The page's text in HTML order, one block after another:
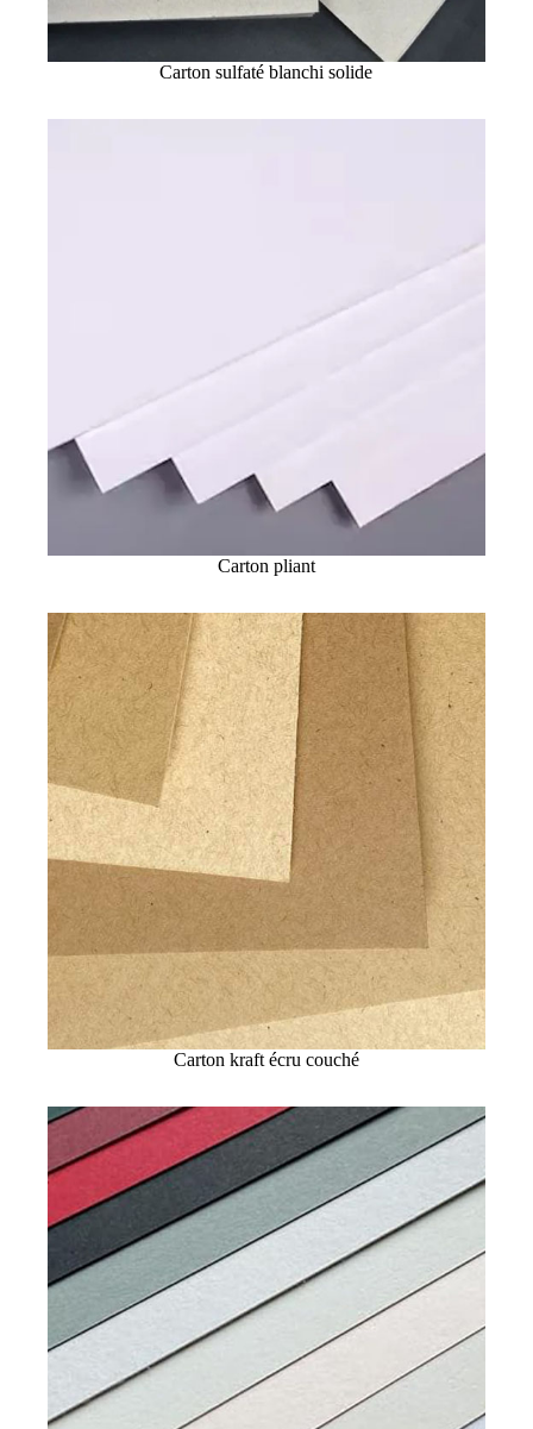
Carton sulfaté blanchi solide
Carton pliant
Carton kraft écru couché